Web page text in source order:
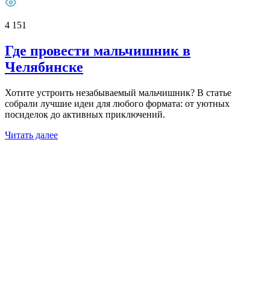
4 151
Где провести мальчишник в
Челябинске
Хотите устроить незабываемый мальчишник? В статье
собрали лучшие идеи для любого формата: от уютных
посиделок до активных приключений.
Читать далее